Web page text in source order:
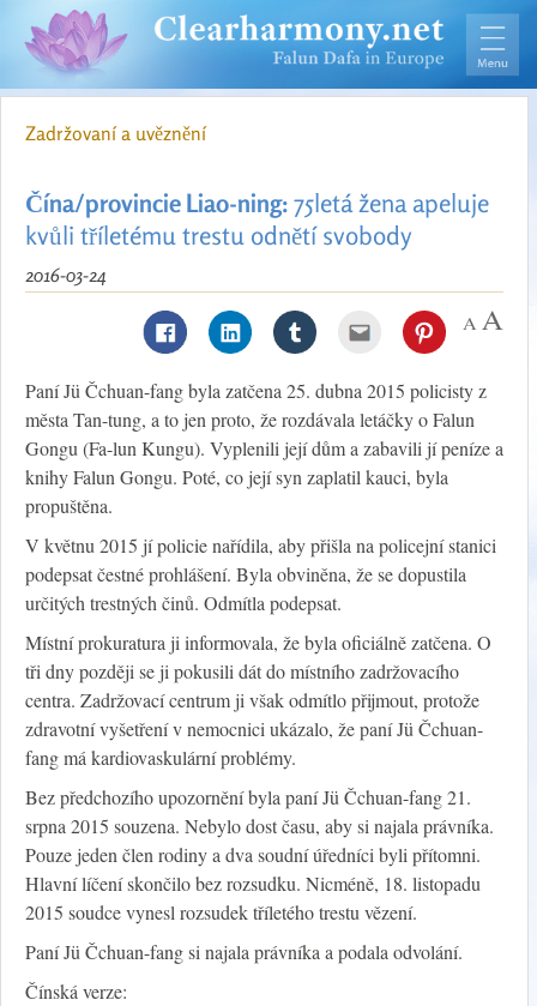
Zadržovaní a uvěznění
Čína/provincie Liao-ning:75letá žena apeluje
kvůli tříletému trestu odnětí svobody
2016-03-24
Paní Jü Čchuan-fang byla zatčena 25. dubna 2015 policisty z
města Tan-tung, a to jen proto, že rozdávala letáčky o Falun
Gongu (Fa-lun Kungu). Vyplenili její dům a zabavili jí peníze a
knihy Falun Gongu. Poté, co její syn zaplatil kauci, byla
propuštěna.
V květnu 2015 jí policie nařídila, aby přišla na policejní stanici
podepsat čestné prohlášení. Byla obviněna, že se dopustila
určitých trestných činů. Odmítla podepsat.
Místní prokuratura ji informovala, že byla oficiálně zatčena. O
tři dny později se ji pokusili dát do místního zadržovacího
centra. Zadržovací centrum ji však odmítlo přijmout, protože
zdravotní vyšetření v nemocnici ukázalo, že paní Jü Čchuan-
fang má kardiovaskulární problémy.
Bez předchozího upozornění byla paní Jü Čchuan-fang 21.
srpna 2015 souzena. Nebylo dost času, aby si najala právníka.
Pouze jeden člen rodiny a dva soudní úředníci byli přítomni.
Hlavní líčení skončilo bez rozsudku. Nicméně, 18. listopadu
2015 soudce vynesl rozsudek tříletého trestu vězení.
Paní Jü Čchuan-fang si najala právníka a podala odvolání.
Čínská verze: